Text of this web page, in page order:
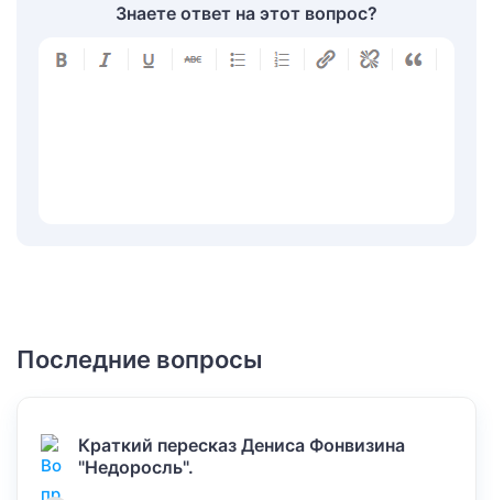
Знаете ответ на этот вопрос?
Последние вопросы
Краткий пересказ Дениса Фонвизина
"Недоросль".